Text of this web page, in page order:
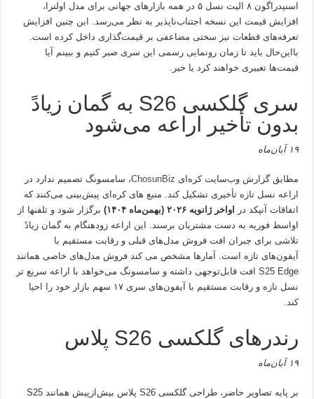
اسنپدراگون ۸ الیت نسل ۵ در همه بازارهای جهانی برای مدل اولترا،
افزایش قیمت این نسخه اجتناب‌ناپذیر به نظر می‌رسد. این چنین افزایش
تعرفه‌های قطعات نیز سختی مضاعفی بر قیمت‌گذاری داخل کرده است.
بااین‌حال باید تا زمان رونمایی رسمی این سری صبر کنیم و ببینم آیا
قیمت‌ها تغییری خواهند کرد یا خیر.
سری گلکسی S26 به گمان زیادً
بدون تأخیر اراعه می‌شود
۱۹ آبان‌ماه
مطابق گزارش وب‌سایت کره‌ای ChosunBiz، سامسونگ تصمیم ندارد در
اراعه نسل تازه تأخیری تشکیل کند. منبع های کره‌ای پیش‌بینی می‌کنند که
اتفاقات آنپکد در
اواخر ژانویه ۲۰۲۶ (بهمن‌ماه ۱۴۰۴)
برگزار شود و تلفنها از
اواسط فوریه به دست مشتریان برسند. این اراعه زودهنگام به گمان زیادً
تلاشی برای جبران افت فروش مدل‌های قبلی و رقابت مستقیم با
آیفون‌های تازه است. آمارها مشخص می کند فروش مدل‌های خاصی همانند
S25 Edge افت قابل‌توجهی داشته و سامسونگ می‌خواهد با اراعه سریع تر
نسل تازه و رقابت مستقیم با آیفون‌های سری ۱۷ سهم بازار خود را احیا
کند.
رندرهای گلکسی S26 پلاس
۱۹ آبان‌ماه
بر پایه تصاویر حاضر، طراحی گلکسی S26 پلاس بیش‌ازپیش همانند S25